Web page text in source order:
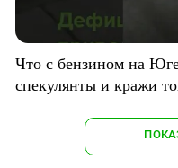
Что с бензином на
спекулянты и кражи